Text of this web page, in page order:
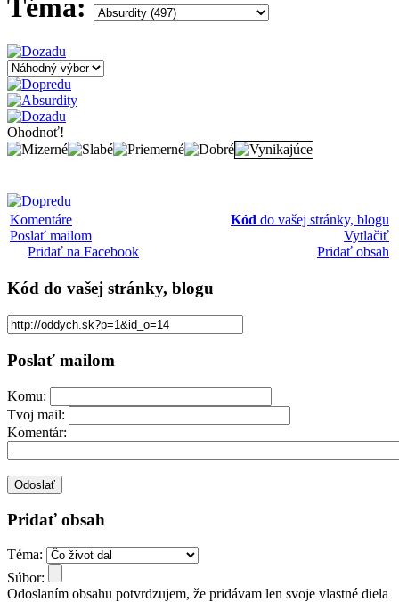
Téma:
Ohodnoť!
Komentáre
Poslať mailom
Pridať na Facebook
Kód do vašej stránky, blogu
Vytlačiť
Pridať obsah
Kód do vašej stránky, blogu
Poslať mailom
Komu:
Tvoj mail:
Komentár:
Pridať obsah
Téma:
Súbor:
Odoslaním obsahu potvrdzujem, že pridávam len svoje vlastné diela